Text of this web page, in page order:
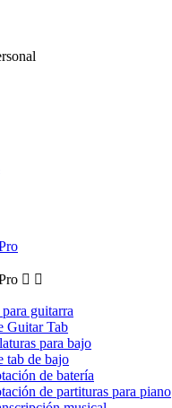
 
guitarra
Guitar Tab
para bajo
tab de bajo
de batería
de partituras para piano